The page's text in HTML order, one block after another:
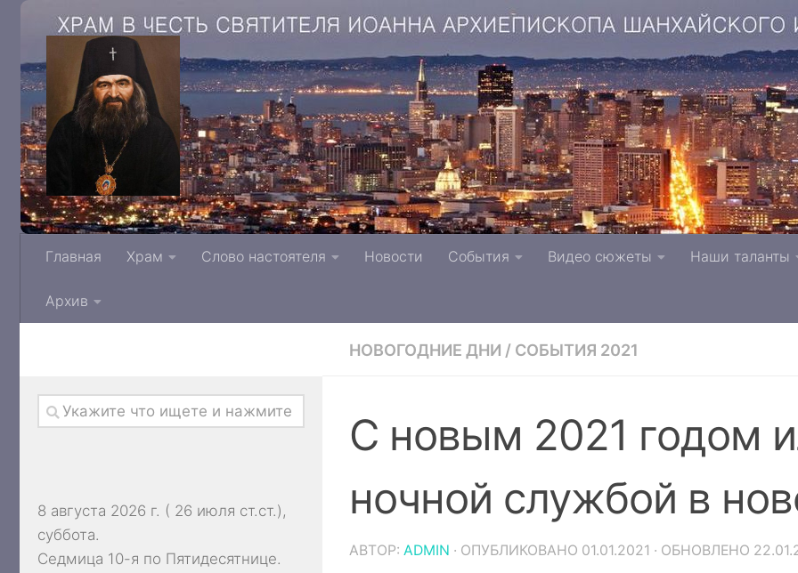
Храм в честь святителя Иоанна Архиепископа Шанхайского и Сан-Францисского г. Тверь
Тверской митрополии Русской Православной Церкви
Главная Храм Слово настоятеля Новости События Видео сюжеты Наши таланты
Архив
НОВОГОДНИЕ ДНИ / СОБЫТИЯ 2021
С новым 2021 годом
ночной службой в
АВТОР: ADMIN · ОПУБЛИКОВАНО 01.01.2021 · ОБНОВЛЕНО
8 августа 2026 г. ( 26 июля ст.ст.),
суббота.
Седмица 10-я по Пятидесятнице.